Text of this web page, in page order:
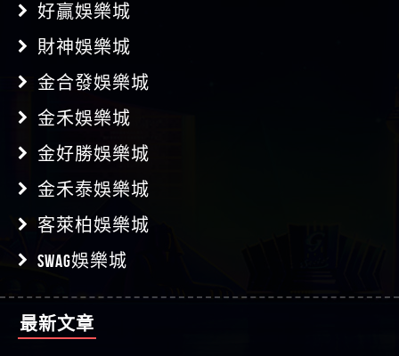
好贏娛樂城
財神娛樂城
金合發娛樂城
金禾娛樂城
金好勝娛樂城
金禾泰娛樂城
客萊柏娛樂城
SWAG娛樂城
最新文章
【其他問題】用理性數據指路，開啟你的高回報
娛樂之旅
【其他問題】【老玩家不藏私】2025 線上老虎機